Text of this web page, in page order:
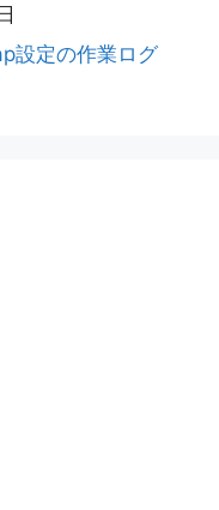
設定の作業ログ